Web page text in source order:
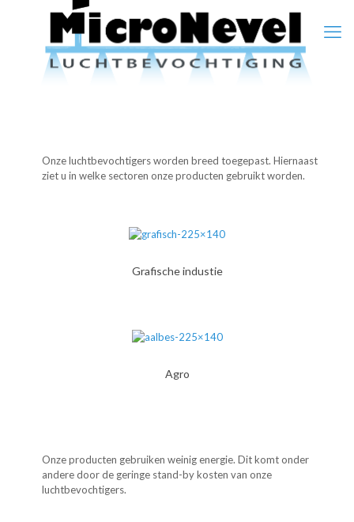
Onze luchtbevochtigers worden breed toegepast. Hiernaast
ziet u in welke sectoren onze producten gebruikt worden.
Grafische industie
Agro
Onze producten gebruiken weinig energie. Dit komt onder
andere door de geringe stand-by kosten van onze
luchtbevochtigers.